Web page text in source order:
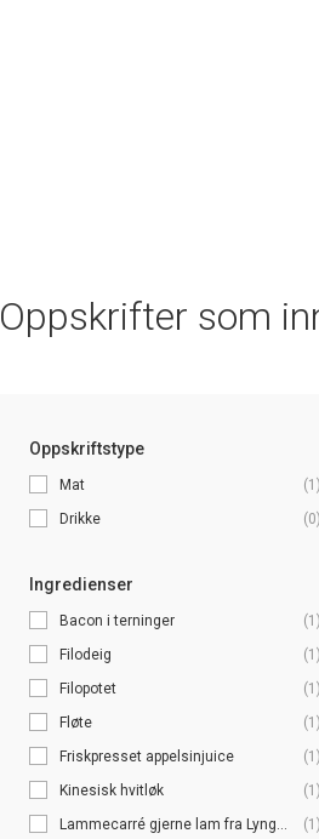
Oppskrifter som
Oppskriftstype
Mat
(1)
Drikke
(0)
Ingredienser
Bacon i terninger
(1)
Filodeig
(1)
Filopotet
(1)
Fløte
(1)
Friskpresset appelsinjuice
(1)
Kinesisk hvitløk
(1)
Lammecarré gjerne lam fra Lyng...
(1)